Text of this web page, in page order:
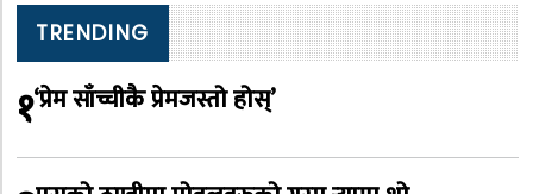
TRENDING
१‘प्रेम साँच्चीकै प्रेमजस्तो होस्’